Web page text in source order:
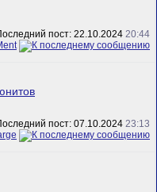
пост: 22.10.2024 20:44
пост: 07.10.2024 23:13